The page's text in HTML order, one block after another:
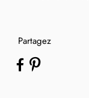
Partagez